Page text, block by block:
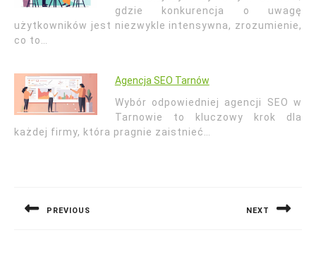
gdzie konkurencja o uwagę
użytkowników jest niezwykle intensywna, zrozumienie,
co to…
Agencja SEO Tarnów
Wybór odpowiedniej agencji SEO w
Tarnowie to kluczowy krok dla
każdej firmy, która pragnie zaistnieć…
PREVIOUS NEXT